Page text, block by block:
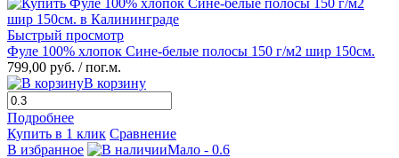
Быстрый просмотр
Фуле 100% хлопок Сине-белые полосы 150 г/м2 шир 150см.
799,00 руб. / пог.м.
В корзину
Подробнее
Купить в 1 клик Сравнение
В избранное
Мало - 0.6